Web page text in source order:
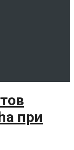
при